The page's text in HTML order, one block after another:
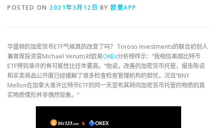
POSTED ON 2021年3月12日 BY 欧意APP
华盛顿的加密货币ETF气候真的改变了吗？ Toroso Investments的联合初创人
兼首席投资官Michael Venuto对欧易OKEx分析榜样示：“我相信美国比特币
ETF得到准许的有可能性比往年要高。”他说，改善的加密货币托管，报告陈说
和买卖商品公开度已经缓解了很多检查检查管理机构的担忧，况且“BNY
Mellon在加拿大准许比特币ETF的同一天宣布其转向加密货币托管的物质的真
实物质情形并非偶然现象。”